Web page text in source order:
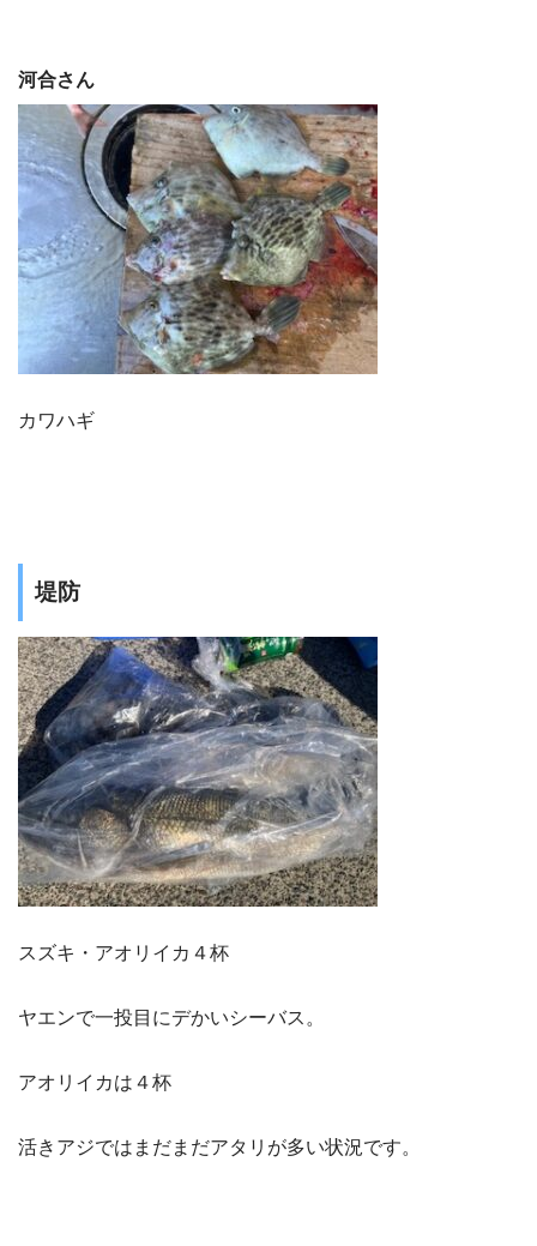
河合さん
カワハギ
堤防
スズキ・アオリイカ４杯
ヤエンで一投目にデかいシーバス。
アオリイカは４杯
活きアジではまだまだアタリが多い状況です。